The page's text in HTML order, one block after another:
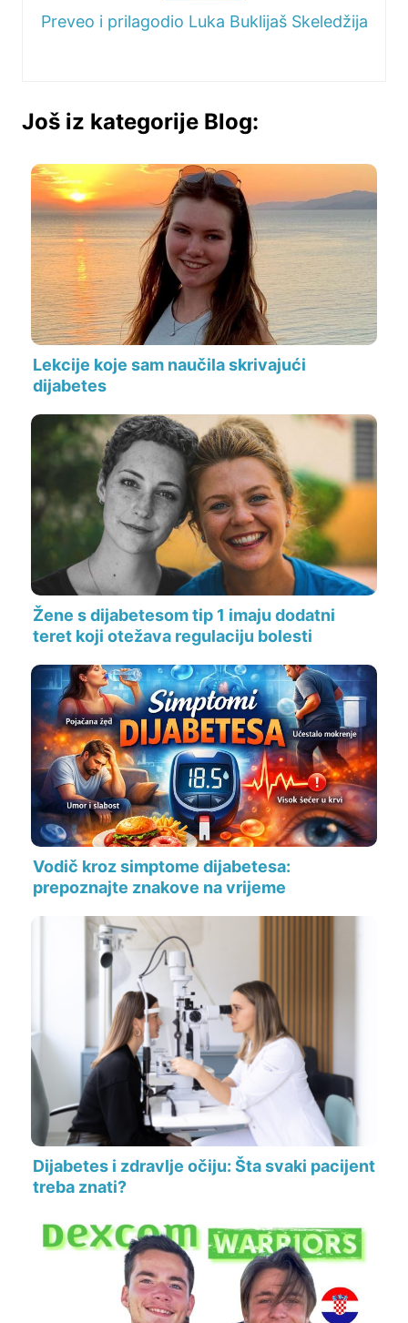
Preveo i prilagodio Luka Buklijaš Skeledžija
Još iz kategorije Blog:
Lekcije koje sam naučila skrivajući
dijabetes
Žene s dijabetesom tip 1 imaju dodatni
teret koji otežava regulaciju bolesti
Vodič kroz simptome dijabetesa:
prepoznajte znakove na vrijeme
Dijabetes i zdravlje očiju: Šta svaki pacijent
treba znati?